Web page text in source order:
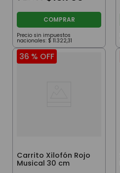
COMPRAR
Precio sin impuestos
nacionales: $ 11.322,31
36 % OFF
Carrito Xilofón Rojo
Musical 30 cm